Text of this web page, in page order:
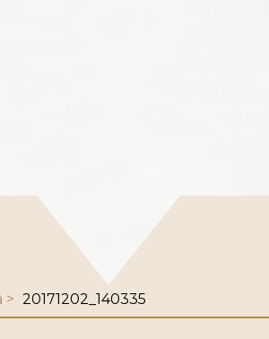
20171202_140335